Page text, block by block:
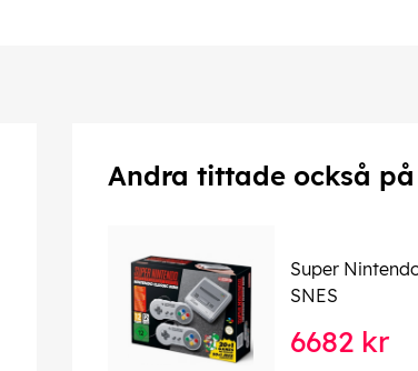
Andra tittade också på
Super
SNES
6682 kr